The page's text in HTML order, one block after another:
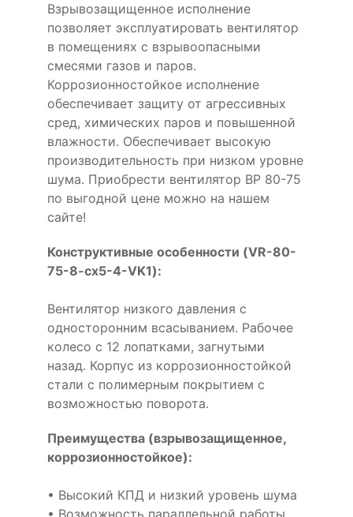
Взрывозащищенное исполнение
позволяет эксплуатировать вентилятор
в помещениях с взрывоопасными
смесями газов и паров.
Коррозионностойкое исполнение
обеспечивает защиту от агрессивных
сред, химических паров и повышенной
влажности. Обеспечивает высокую
производительность при низком уровне
шума. Приобрести вентилятор ВР 80-75
по выгодной цене можно на нашем
сайте!
Конструктивные особенности (VR-80-
75-8-cx5-4-VK1):
Вентилятор низкого давления с
односторонним всасыванием. Рабочее
колесо с 12 лопатками, загнутыми
назад. Корпус из коррозионностойкой
стали с полимерным покрытием с
возможностью поворота.
Преимущества (взрывозащищенное,
коррозионностойкое):
• Высокий КПД и низкий уровень шума
• Возможность параллельной работы